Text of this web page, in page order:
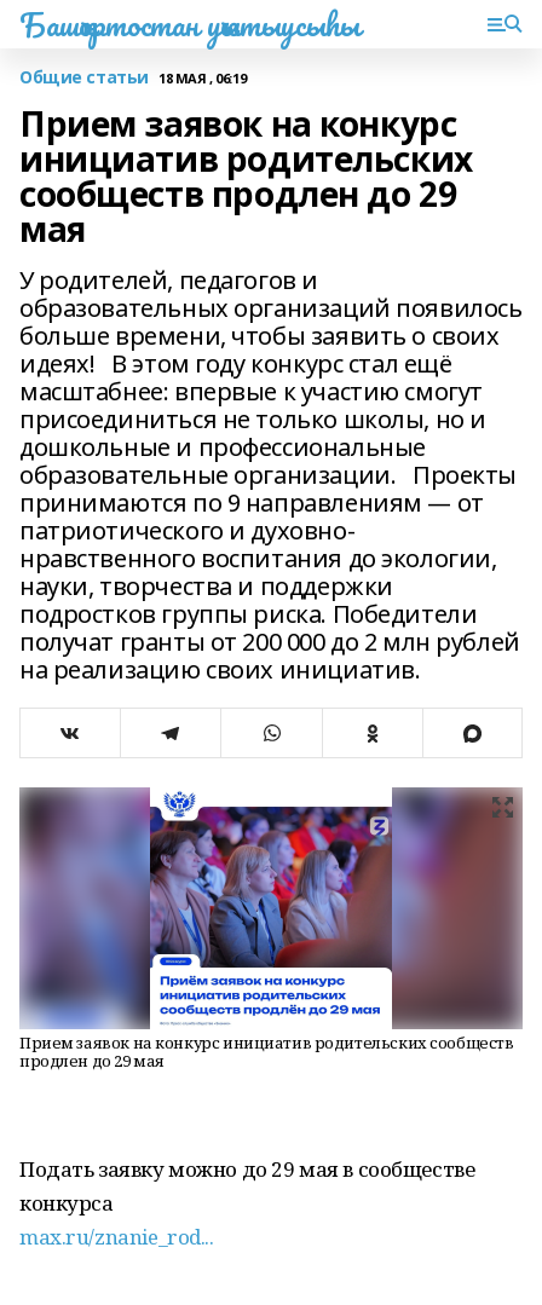
Башҡортостан уҡытыусыһы
Общие статьи 18 МАЯ , 06:19
Прием заявок на конкурс
инициатив родительских
сообществ продлен до 29
мая
У родителей, педагогов и
образовательных организаций появилось
больше времени, чтобы заявить о своих
идеях! В этом году конкурс стал ещё
масштабнее: впервые к участию смогут
присоединиться не только школы, но и
дошкольные и профессиональные
образовательные организации. Проекты
принимаются по 9 направлениям — от
патриотического и духовно-
нравственного воспитания до экологии,
науки, творчества и поддержки
подростков группы риска. Победители
получат гранты от 200 000 до 2 млн рублей
на реализацию своих инициатив.
Прием заявок на конкурс инициатив родительских сообществ
продлен до 29 мая
Подать заявку можно до 29 мая в сообществе
конкурса
max.ru/znanie_rod...